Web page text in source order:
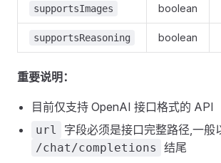
supportsImages boolean
supportsReasoning boolean
重要说明：
目前仅支持 OpenAI 接口格式的 API
url 字段必须是接口完整路径,一般
/chat/completions
结尾